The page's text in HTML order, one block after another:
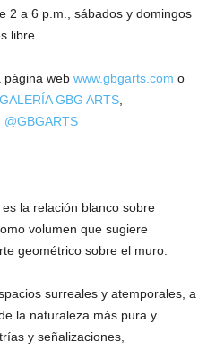
2 a 6 p.m., sábados y domingos
libre.
página web www.gbgarts.com o
GALERÍA GBG ARTS
@GBGARTS
la relación blanco sobre
volumen que sugiere
geométrico sobre el muro.
surreales y atemporales, a
la naturaleza más pura y
y señalizaciones,